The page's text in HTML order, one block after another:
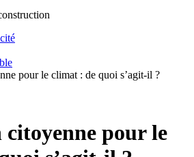
pour le climat : de quoi s’agit-il ?
pour le